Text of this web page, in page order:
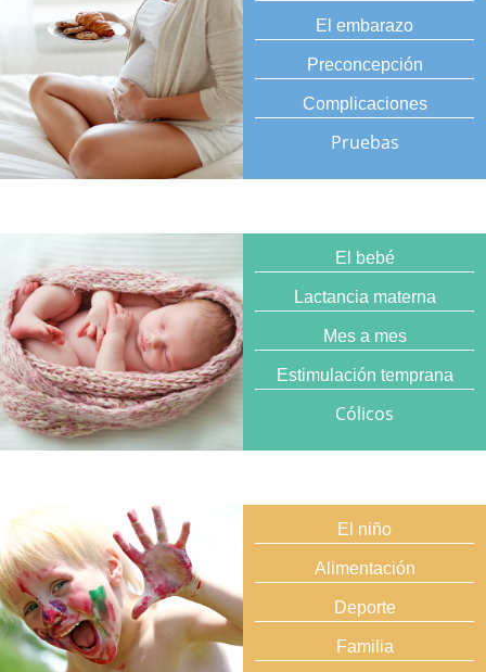
El embarazo
Preconcepción
Complicaciones
Pruebas
El bebé
Lactancia materna
Mes a mes
Estimulación temprana
Cólicos
El niño
Alimentación
Deporte
Familia